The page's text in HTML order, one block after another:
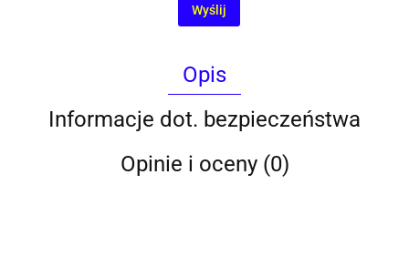
Wyślij
Opis
Informacje dot. bezpieczeństwa
Opinie i oceny (0)